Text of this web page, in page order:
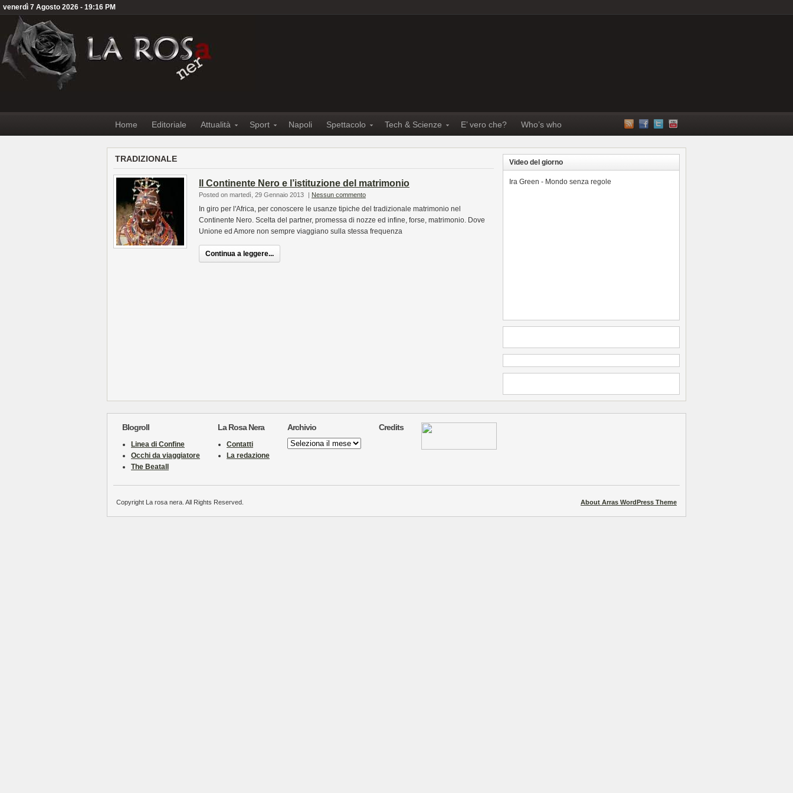
venerdì 7 Agosto 2026 - 19:16 PM
Home Editoriale Attualità Sport Napoli Spettacolo Tech & Scienze E’ vero che? Who’s who
TRADIZIONALE
Il Continente Nero e l’istituzione del matrimonio
Posted on martedì, 29 Gennaio 2013 | Nessun commento
In giro per l'Africa, per conoscere le usanze tipiche del tradizionale matrimonio nel
Continente Nero. Scelta del partner, promessa di nozze ed infine, forse, matrimonio. Dove
Unione ed Amore non sempre viaggiano sulla stessa frequenza
Continua a leggere...
Video del giorno
Ira Green - Mondo senza regole
Blogroll
Linea di Confine
Occhi da viaggiatore
The Beatall
La Rosa Nera
Contatti
La redazione
Archivio
Archivio
Credits
About Arras WordPress Theme
Copyright La rosa nera. All Rights Reserved.